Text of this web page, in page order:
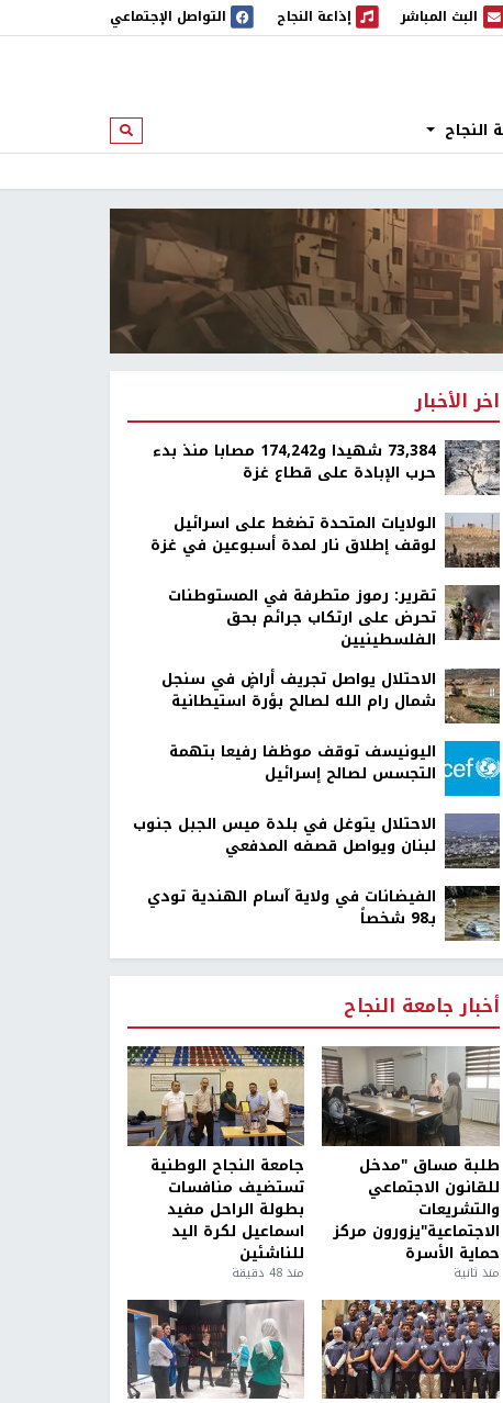
البث المباشر
المباشر إذاعة النجاح
إذاعة النجاح التواصل الإجتماعي
النجاح ابحث
اخر الأخبار
73,384 شهيدا و174,242 مصابا منذ بدء
حرب الإبادة على قطاع غزة
الولايات المتحدة تضغط على اسرائيل
لوقف إطلاق نار لمدة أسبوعين في غزة
تقرير: رموز متطرفة في المستوطنات
تحرض على ارتكاب جرائم بحق
الفلسطينيين
الاحتلال يواصل تجريف أراضٍ في سنجل
شمال رام الله لصالح بؤرة استيطانية
اليونيسف توقف موظفا رفيعا بتهمة
التجسس لصالح إسرائيل
الاحتلال يتوغل في بلدة ميس الجبل جنوب
لبنان ويواصل قصفه المدفعي
الفيضانات في ولاية آسام الهندية تودي
بـ98 شخصاً
أخبار جامعة النجاح
طلبة مساق "مدخل
للقانون الاجتماعي
والتشريعات
الاجتماعية"يزورون مركز
حماية الأسرة
منذ ثانية
جامعة النجاح الوطنية
تستضيف منافسات
بطولة الراحل مفيد
اسماعيل لكرة اليد
للناشئين
منذ 48 دقيقة